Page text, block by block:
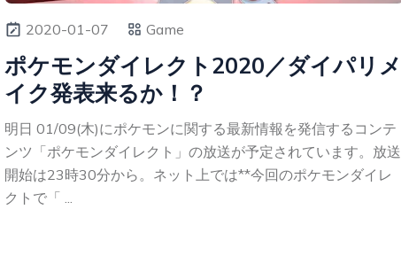
2020-01-07 Game
ポケモンダイレクト2020／ダイパリメ
イク発表来るか！？
明日 01/09(木)にポケモンに関する最新情報を発信するコンテ
ンツ「ポケモンダイレクト」の放送が予定されています。放送
開始は23時30分から。ネット上では**今回のポケモンダイレ
クトで「 ...